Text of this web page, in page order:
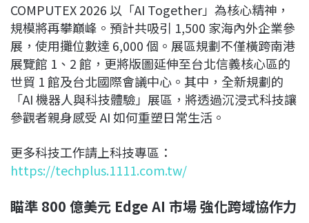
COMPUTEX 2026 以「AI Together」為核心精神，
規模將再攀巔峰。預計共吸引 1,500 家海內外企業參
展，使用攤位數達 6,000 個。展區規劃不僅橫跨南港
展覽館 1、2 館，更將版圖延伸至台北信義核心區的
世貿 1 館及台北國際會議中心。其中，全新規劃的
「AI 機器人與科技體驗」展區，將透過沉浸式科技讓
參觀者親身感受 AI 如何重塑日常生活。
更多科技工作請上科技專區：
https://techplus.1111.com.tw/
瞄準 800 億美元 Edge AI 市場 強化跨域協作力